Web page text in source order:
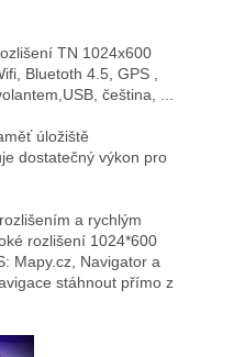
TN 1024x600
Bluetoth 4.5, GPS ,
čeština, ...
úložiště
dostatečný výkon pro
a rychlým
rozlišení 1024*600
Mapy.cz, Navigator a
stáhnout přímo z